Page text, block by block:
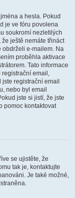
a hesla. Pokud
je ve fóru povolena
soukromí nezletilých
ještě nemáte třináct
obdrželi e-mailem. Na
proběhla aktivace
Tato informace
registrační email,
registrační email
nebo byl email
jste si jistí, že jste
pomoc kontaktovat
se ujistěte, že
tak je, kontaktujte
Je také možné,